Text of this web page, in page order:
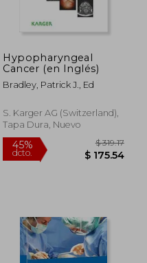
Hypopharyngeal
Cancer (en Inglés)
Bradley, Patrick J., Ed
S. Karger AG (Switzerland),
Tapa Dura, Nuevo